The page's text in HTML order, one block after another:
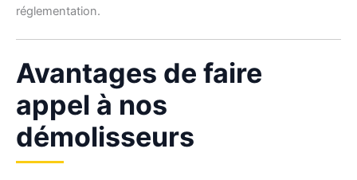
réglementation.
Avantages de faire
appel à nos
démolisseurs